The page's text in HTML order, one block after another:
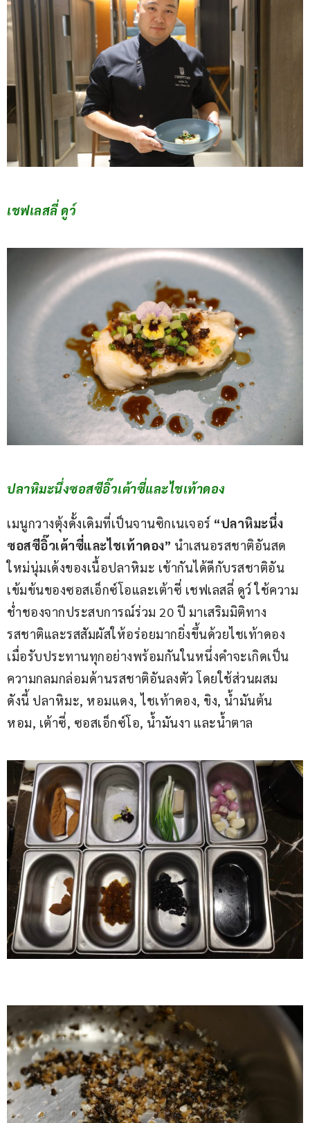
เชฟเลสลี่ ดูว์
ปลาหิมะนึ่งซอสซีอิ๊วเต้าซี่และไชเท้าดอง
เมนูกวางตุ้งดั้งเดิมที่เป็นจานซิกเนเจอร์ “ปลาหิมะนึ่ง
ซอสซีอิ๊วเต้าซี่และไชเท้าดอง” นำเสนอรสชาติอันสด
ใหม่นุ่มเด้งของเนื้อปลาหิมะ เข้ากันได้ดีกับรสชาติอัน
เข้มข้นของซอสเอ็กซ์โอและเต้าซี่ เชฟเลสลี่ ดูว์ ใช้ความ
ช่ำชองจากประสบการณ์ร่วม 20 ปี มาเสริมมิติทาง
รสชาติและรสสัมผัสให้อร่อยมากยิ่งขึ้นด้วยไชเท้าดอง
เมื่อรับประทานทุกอย่างพร้อมกันในหนึ่งคำจะเกิดเป็น
ความกลมกล่อมด้านรสชาติอันลงตัว โดยใช้ส่วนผสม
ดังนี้ ปลาหิมะ, หอมแดง, ไชเท้าดอง, ขิง, น้ำมันต้น
หอม, เต้าซี่, ซอสเอ็กซ์โอ, น้ำมันงา และน้ำตาล